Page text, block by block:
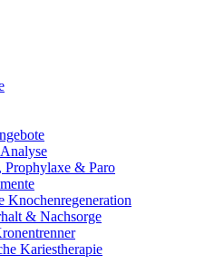
Prophylaxe & Paro
Knochenregeneration
& Nachsorge
Kariestherapie